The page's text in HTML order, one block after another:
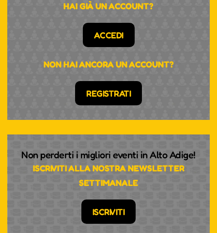
HAI GIÀ UN ACCOUNT?
ACCEDI
NON HAI ANCORA UN ACCOUNT?
REGISTRATI
Non perderti i migliori eventi in Alto Adige!
ISCRIVITI ALLA NOSTRA NEWSLETTER
SETTIMANALE
ISCRIVITI